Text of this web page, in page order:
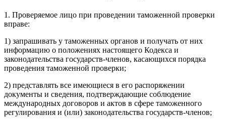
1. Проверяемое лицо при проведении таможенной проверки
вправе:
1) запрашивать у таможенных органов и получать от них
информацию о положениях настоящего Кодекса и
законодательства государств-членов, касающихся порядка
проведения таможенной проверки;
2) представлять все имеющиеся в его распоряжении
документы и сведения, подтверждающие соблюдение
международных договоров и актов в сфере таможенного
регулирования и (или) законодательства государств-членов;